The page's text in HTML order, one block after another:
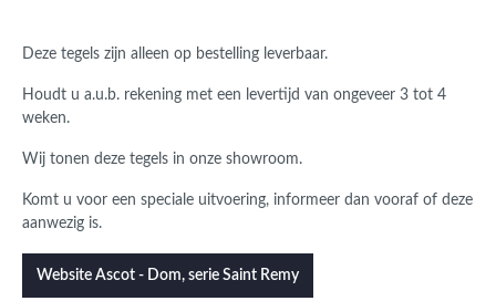
Deze tegels zijn alleen op bestelling leverbaar.
Houdt u a.u.b. rekening met een levertijd van ongeveer 3 tot 4
weken.
Wij tonen deze tegels in onze showroom.
Komt u voor een speciale uitvoering, informeer dan vooraf of deze
aanwezig is.
Website Ascot - Dom, serie Saint Remy